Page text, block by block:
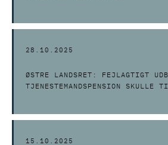
28.10.2025
ØSTRE LANDSRET: FEJLAGTIGT
TJENESTEMANDSPENSION SKULLE
15.10.2025